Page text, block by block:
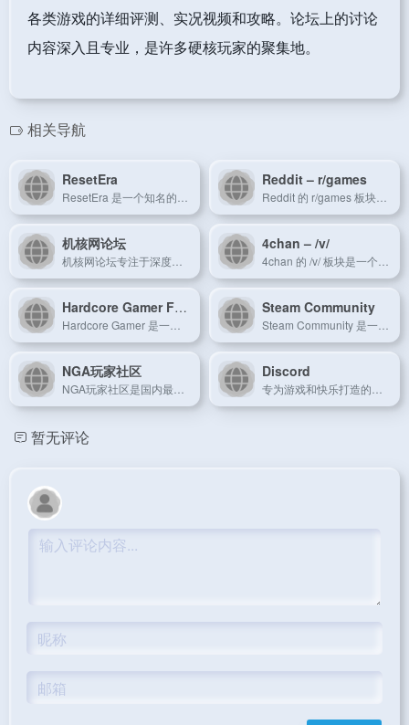
各类游戏的详细评测、实况视频和攻略。论坛上的讨论
内容深入且专业，是许多硬核玩家的聚集地。
相关导航
ResetEra Reddit – r/games
机核网论坛 4chan – /v/
Hardcore Gamer Forums Steam Community
NGA玩家社区 Discord
暂无评论